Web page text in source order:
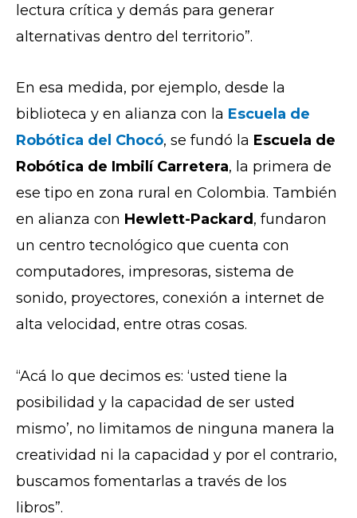
lectura crítica y demás para generar
alternativas dentro del territorio”.
En esa medida, por ejemplo, desde la
biblioteca y en alianza con la Escuela de
Robótica del Chocó, se fundó la Escuela de
Robótica de Imbilí Carretera, la primera de
ese tipo en zona rural en Colombia. También
en alianza con Hewlett-Packard, fundaron
un centro tecnológico que cuenta con
computadores, impresoras, sistema de
sonido, proyectores, conexión a internet de
alta velocidad, entre otras cosas.
“Acá lo que decimos es: ‘usted tiene la
posibilidad y la capacidad de ser usted
mismo’, no limitamos de ninguna manera la
creatividad ni la capacidad y por el contrario,
buscamos fomentarlas a través de los
libros”.